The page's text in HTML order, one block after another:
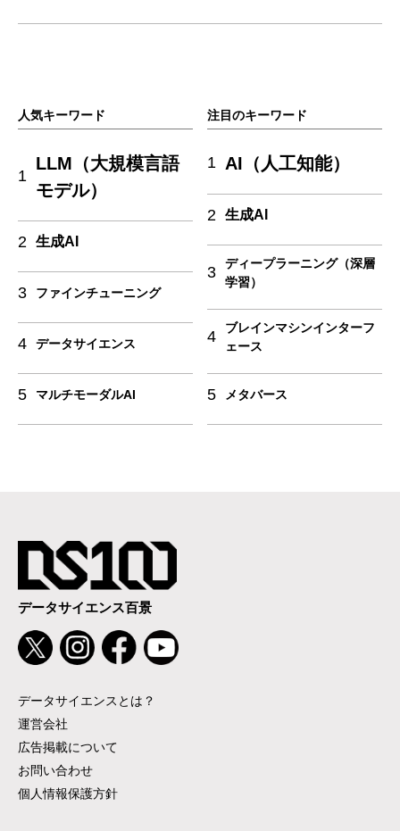
人気キーワード
1
LLM（大規模言語
モデル）
2 生成AI
3 ファインチューニング
4 データサイエンス
5 マルチモーダルAI
注目のキーワード
1 AI（人工知能）
2 生成AI
3
ディープラーニング（深層
学習）
4
ブレインマシンインターフ
ェース
5 メタバース
データサイエンス百景
データサイエンスとは？
運営会社
広告掲載について
お問い合わせ
個人情報保護方針